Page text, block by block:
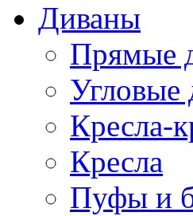
Диваны
Прямые
Угловые
Кресла-
Кресла
Пуфы и